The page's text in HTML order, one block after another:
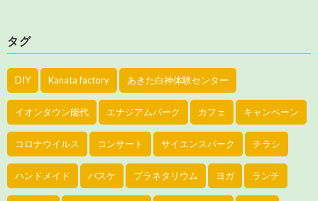
タグ
DIY Kanata factory あきた白神体験センター
イオンタウン能代 エナジアムパーク カフェ キャンペーン
コロナウイルス コンサート サイエンスパーク チラシ
ハンドメイド バスケ プラネタリウム ヨガ ランチ